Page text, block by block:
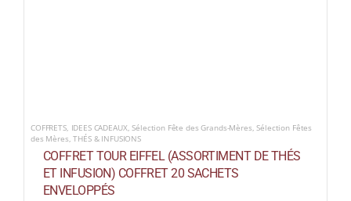
COFFRETS, IDEES CADEAUX ,Sélection Fête des Grands-Mères ,Sélection Fêtes
des Mères ,THÉS & INFUSIONS
COFFRET TOUR EIFFEL (ASSORTIMENT DE THÉS
ET INFUSION) COFFRET 20 SACHETS
ENVELOPPÉS